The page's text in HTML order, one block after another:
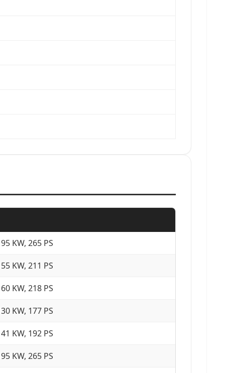
KW, 265 PS
KW, 211 PS
KW, 218 PS
KW, 177 PS
KW, 192 PS
KW, 265 PS